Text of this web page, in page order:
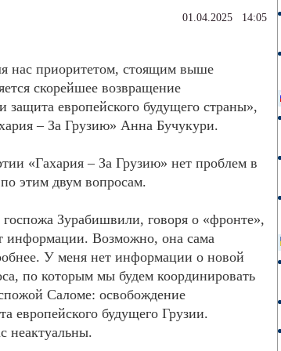
01.04.2025 14:05
нас приоритетом, стоящим выше
скорейшее возвращение
европейского будущего страны»,
– За Грузию» Анна Бучукури.
«Гахария – За Грузию» нет проблем в
этим двум вопросам.
Зурабишвили, говоря о «фронте»,
информации. Возможно, она сама
У меня нет информации о новой
по которым мы будем координировать
Саломе: освобождение
европейского будущего Грузии.
неактуальны.